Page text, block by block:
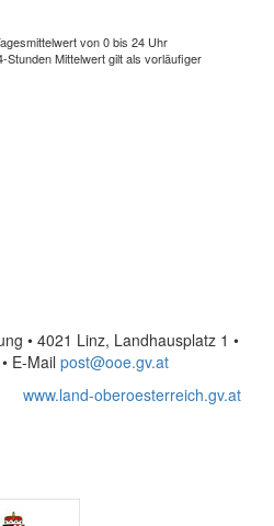
von 0 bis 24 Uhr
Mittelwert gilt als vorläufiger
• 4021 Linz, Landhausplatz 1 •
• E-Mail post@ooe.gv.at
www.land-oberoesterreich.gv.at